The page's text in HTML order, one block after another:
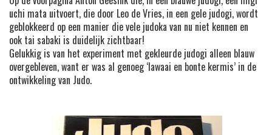
uchi mata uitvoert, die door Leo de Vries, in een gele judogi, wordt
geblokkeerd op een manier die vele judoka van nu niet kennen en
ook tai sabaki is duidelijk zichtbaar!
Gelukkig is van het experiment met gekleurde judogi alleen blauw
overgebleven, want er was al genoeg ‘lawaai en bonte kermis’ in de
ontwikkeling van Judo.